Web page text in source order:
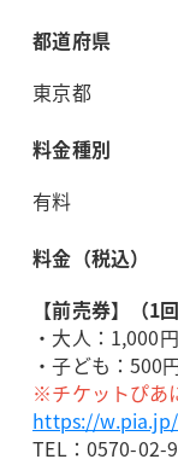
都道府県
東京都
料金種別
有料
料金（税込）
【前売券】（1
・大人：1,000円
・子ども：500
※チケットぴあ
https://
TEL：0570-02-